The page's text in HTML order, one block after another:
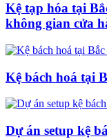
Kệ tạp hóa tại
không gian cửa
Kệ bách hoá tại
Dự án setup kệ